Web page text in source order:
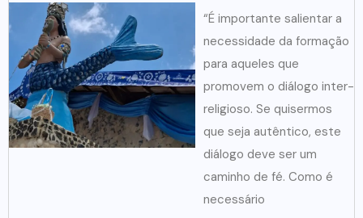
“É importante salientar a
necessidade da formação
para aqueles que
promovem o diálogo inter-
religioso. Se quisermos
que seja autêntico, este
diálogo deve ser um
caminho de fé. Como é
necessário